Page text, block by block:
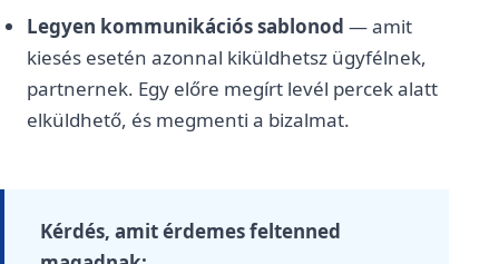
Legyen kommunikációs sablonod — amit
kiesés esetén azonnal kiküldhetsz ügyfélnek,
partnernek. Egy előre megírt levél percek alatt
elküldhető, és megmenti a bizalmat.
Kérdés, amit érdemes feltenned